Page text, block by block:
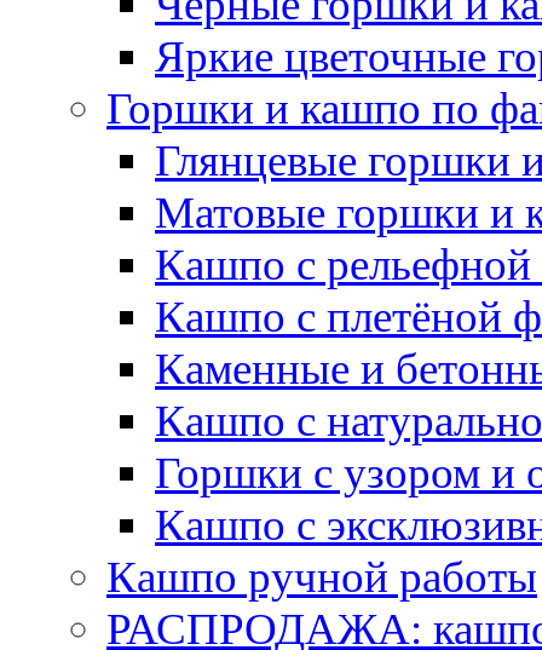
Яркие цветочные
Горшки и кашпо по
Глянцевые горшки
Матовые горшки и
Кашпо с рельефной
Кашпо с плетёной
Каменные и
Кашпо с
Горшки с узором и
Кашпо с
Кашпо ручной работы
РАСПРОДАЖА: кашпо